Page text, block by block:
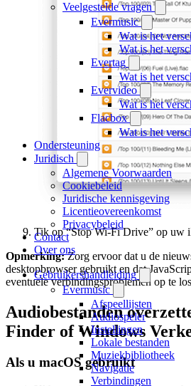
Veelgestelde vragen
Evermusic
Wat is het
Wat is het
Evertag
Wat is het
Evervideo
Wat is het
Flacbox
Wat is het
Ondersteuning
Juridisch
Algemene Voorwaarden
Cookiebeleid
Juridische kennisgeving
Licentieovereenkomst
Privacybeleid
Contact
Over ons
Gebruikershandleiding
Evermusic
Afspeellijsten
Audiospeler
Instellingen
Lokale bestanden
Muziekbibliotheek
Navigatie
Verbindingen
Tik op “Stop Wi-Fi Drive” op uw
Opmerking:Zorg ervoor dat u de
desktopbrowser gebruikt en dat
eventuele verbindingsproblemen op te
Audiobestanden
Finder of Windows
Als u macOS gebruikt